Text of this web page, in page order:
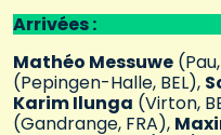
Arrivées :
Mathéo Messuwe
(Pepingen-Halle, BEL),
Karim Ilunga (Virton,
(Gandrange, FRA),